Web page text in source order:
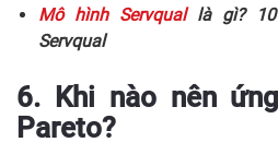
Mô hình Servquallà gì? 10
Servqual
6. Khi nào nên
Pareto?